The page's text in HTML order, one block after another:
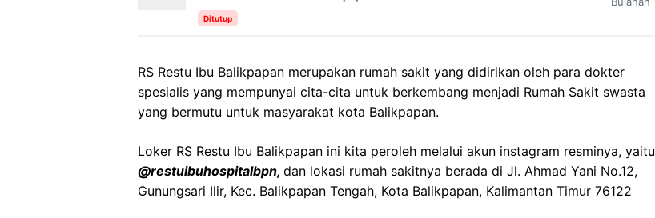
Ditutup
RS Restu Ibu Balikpapan merupakan rumah sakit yang didirikan oleh para dokter
spesialis yang mempunyai cita-cita untuk berkembang menjadi Rumah Sakit swasta
yang bermutu untuk masyarakat kota Balikpapan.
Loker RS Restu Ibu Balikpapan ini kita peroleh melalui akun instagram resminya, yaitu
@restuibuhospitalbpn, dan lokasi rumah sakitnya berada di Jl. Ahmad Yani No.12,
Gunungsari Ilir, Kec. Balikpapan Tengah, Kota Balikpapan, Kalimantan Timur 76122